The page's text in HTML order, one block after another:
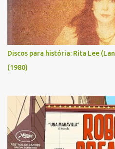
Discos para história: Rita Lee
(1980)